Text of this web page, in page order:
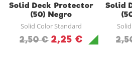
Solid Deck Protector
(50) Negro
Solid Color Standard
2,50 € 2,25 €
Solid